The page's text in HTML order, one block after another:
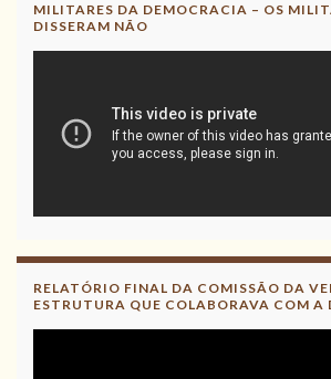
MILITARES DA DEMOCRACIA – OS
DISSERAM NÃO
RELATÓRIO FINAL DA COMISSÃO DA
ESTRUTURA QUE COLABORAVA COM A